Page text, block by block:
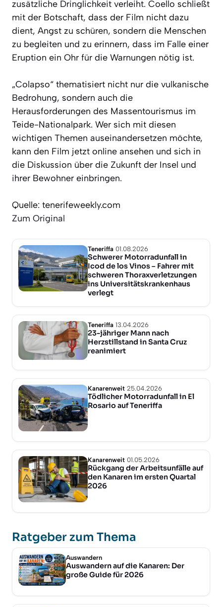
zusätzliche Dringlichkeit verleiht. Coello schließt
mit der Botschaft, dass der Film nicht dazu
dient, Angst zu schüren, sondern die Menschen
zu begleiten und zu erinnern, dass im Falle einer
Eruption ein Ohr für die Warnungen nötig ist.
„Colapso“ thematisiert nicht nur die vulkanische
Bedrohung, sondern auch die
Herausforderungen des Massentourismus im
Teide-Nationalpark. Wer sich mit diesen
wichtigen Themen auseinandersetzen möchte,
kann den Film jetzt online ansehen und sich in
die Diskussion über die Zukunft der Insel und
ihrer Bewohner einbringen.
Quelle: tenerifeweekly.com
Zum Original
Teneriffa 01.08.2026
Schwerer Motorradunfall in
Icod de los Vinos – Fahrer mit
schweren Thoraxverletzungen
ins Universitätskrankenhaus
verlegt
Teneriffa 13.04.2026
23-jähriger Mann nach
Herzstillstand in Santa Cruz
reanimiert
Kanarenweit 25.04.2026
Tödlicher Motorradunfall in El
Rosario auf Teneriffa
Kanarenweit 01.05.2026
Rückgang der Arbeitsunfälle auf
den Kanaren im ersten Quartal
2026
Ratgeber zum Thema
Auswandern
Auswandern auf die Kanaren: Der
große Guide für 2026